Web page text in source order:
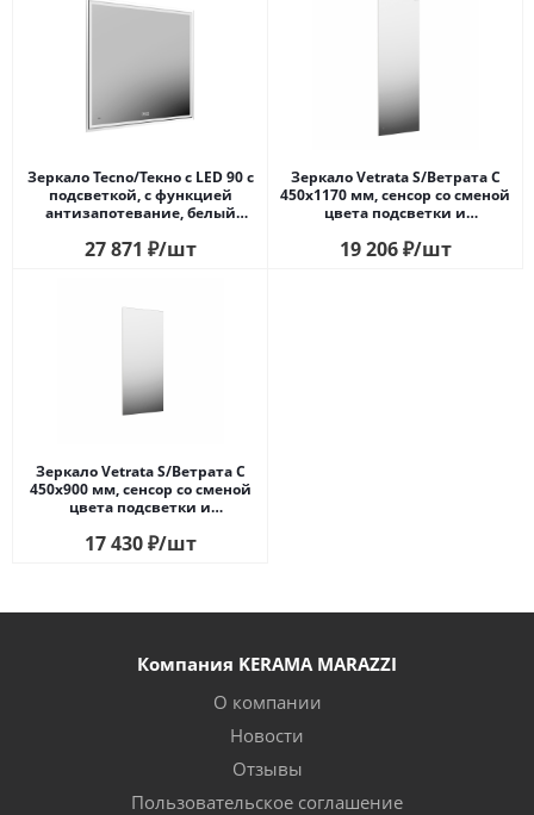
Зеркало Tecno/Текно c LED 90 с
подсветкой, с функцией
антизапотевание, белый
27 871 ₽/шт
Зеркало Vetrata S/Ветрата С
450х1170 мм, сенсор со сменой
цвета подсветки и
19 206₽/шт
Зеркало Vetrata S/Ветрата С
450х900 мм, сенсор со сменой
цвета подсветки и
17 430₽/шт
Компания KERAMA MARAZZI
О компании
Новости
Отзывы
Пользовательское соглашение